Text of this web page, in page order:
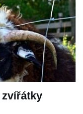
zvířátky